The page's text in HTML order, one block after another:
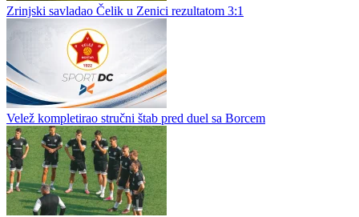
Sarajevo – Radnik
Preminuo otac Lionela Mesija